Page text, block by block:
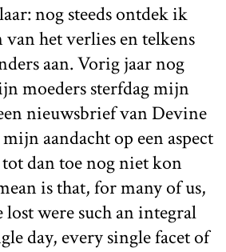
nog steeds ontdek ik
van het verlies en telkens
aan. Vorig jaar nog
moeders sterfdag mijn
nieuwsbrief van Devine
aandacht op een aspect
dan toe nog niet kon
is that, for many of us,
lost were such an integral
day, every single facet of